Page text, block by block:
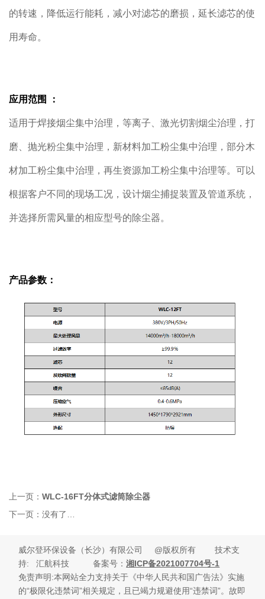
的转速，降低运行能耗，减小对滤芯的磨损，延长滤芯的使
用寿命。
应用范围 ：
适用于焊接烟尘集中治理，等离子、激光切割烟尘治理，打
磨、抛光粉尘集中治理，新材料加工粉尘集中治理，部分木
材加工粉尘集中治理，再生资源加工粉尘集中治理等。可以
根据客户不同的现场工况，设计烟尘捕捉装置及管道系统，
并选择所需风量的相应型号的除尘器。
产品参数：
上一页： WLC-16FT分体式滤筒除尘器
下一页： 没有了…
威尔登环保设备（长沙）有限公司 @版权所有 技术支
持: 汇航科技 备案号：湘ICP备2021007704号-1
免责声明:本网站全力支持关于《中华人民共和国广告法》实施
的“极限化违禁词”相关规定，且已竭力规避使用“违禁词”。故即